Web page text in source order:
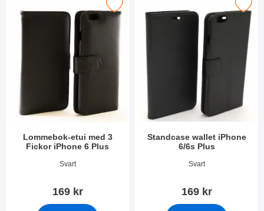
Lommebok-etui med 3
Fickor iPhone 6 Plus
Varenummer 10544
Svart
169 kr
lommebok-etui med 3 Fickor iPhone 6 Plus som favoritt
Standcase wallet iPhone
6/6s Plus
Varenummer 10275
Svart
169 kr
Merk standcase wallet iPhone